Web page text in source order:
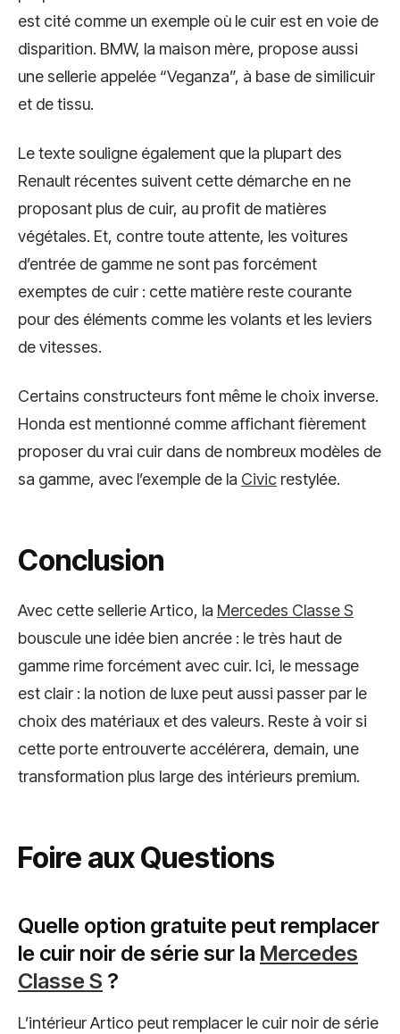
est cité comme un exemple où le cuir est en voie de
disparition. BMW, la maison mère, propose aussi
une sellerie appelée “Veganza”, à base de similicuir
et de tissu.
Le texte souligne également que la plupart des
Renault récentes suivent cette démarche en ne
proposant plus de cuir, au profit de matières
végétales. Et, contre toute attente, les voitures
d’entrée de gamme ne sont pas forcément
exemptes de cuir : cette matière reste courante
pour des éléments comme les volants et les leviers
de vitesses.
Certains constructeurs font même le choix inverse.
Honda est mentionné comme affichant fièrement
proposer du vrai cuir dans de nombreux modèles de
sa gamme, avec l’exemple de la Civic restylée.
Conclusion
Avec cette sellerie Artico, la Mercedes Classe S
bouscule une idée bien ancrée : le très haut de
gamme rime forcément avec cuir. Ici, le message
est clair : la notion de luxe peut aussi passer par le
choix des matériaux et des valeurs. Reste à voir si
cette porte entrouverte accélérera, demain, une
transformation plus large des intérieurs premium.
Foire aux Questions
Quelle option gratuite peut remplacer
le cuir noir de série sur la Mercedes
Classe S ?
L’intérieur Artico peut remplacer le cuir noir de série